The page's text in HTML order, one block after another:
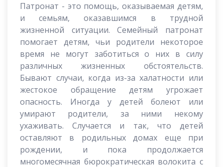
Патронат - это помощь, оказываемая детям,
и семьям, оказавшимся в трудной
жизненной ситуации. Семейный патронат
помогает детям, чьи родители некоторое
время не могут заботиться о них в силу
различных жизненных обстоятельств.
Бывают случаи, когда из-за халатности или
жестокое обращение детям угрожает
опасность. Иногда у детей болеют или
умирают родители, за ними некому
ухаживать. Случается и так, что детей
оставляют в родильных домах еще при
рождении, и пока продолжается
многомесячная бюрократическая волокита с